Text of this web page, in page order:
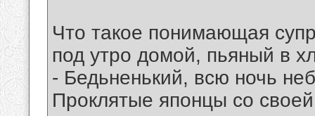
Что такое понимающая
под утро домой, пьяный в
- Бедьненький, всю ночь
Проклятые японцы со